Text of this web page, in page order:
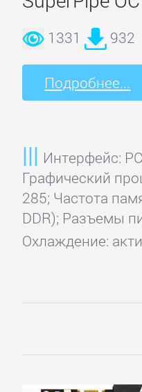
1331 932
Подробнее...
Интерфейс:
Графический
285; Частота
DDR); Разъемы
Охлаждение:
ТВ-
ТЮНЕРЫ
Acorp
ADS
Tech
ASUS
Beholder
Compro